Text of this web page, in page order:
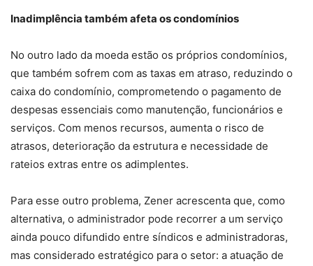
Inadimplência também afeta os condomínios
No outro lado da moeda estão os próprios condomínios,
que também sofrem com as taxas em atraso, reduzindo o
caixa do condomínio, comprometendo o pagamento de
despesas essenciais como manutenção, funcionários e
serviços. Com menos recursos, aumenta o risco de
atrasos, deterioração da estrutura e necessidade de
rateios extras entre os adimplentes.
Para esse outro problema, Zener acrescenta que, como
alternativa, o administrador pode recorrer a um serviço
ainda pouco difundido entre síndicos e administradoras,
mas considerado estratégico para o setor: a atuação de